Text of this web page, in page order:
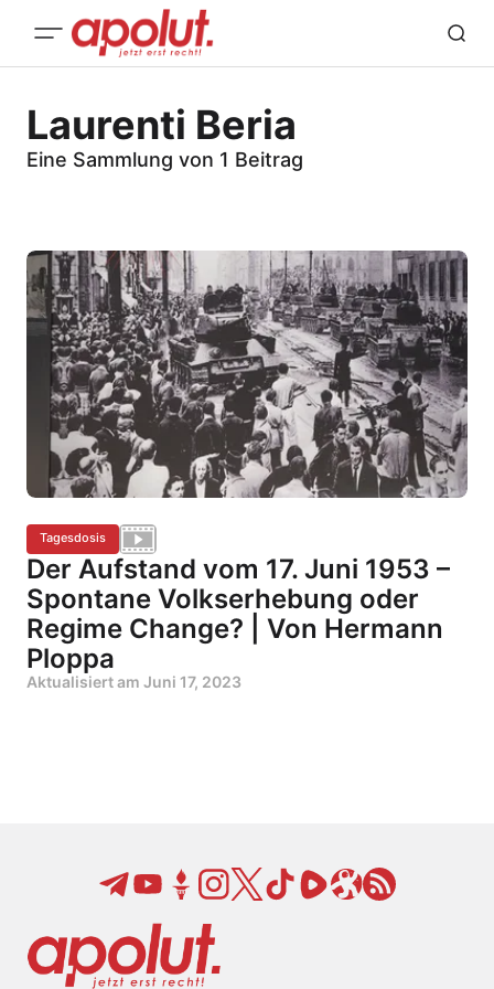
Laurenti Beria
Eine Sammlung von 1 Beitrag
Tagesdosis
Der Aufstand vom 17. Juni 1953 –
Spontane Volkserhebung oder
Regime Change? | Von Hermann
Ploppa
Aktualisiert am Juni 17, 2023